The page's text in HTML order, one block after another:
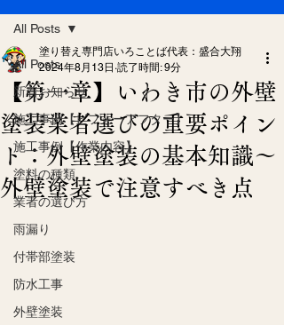
All Posts
新着お知らせ
施工事例【ビフォーアフター】
施工事例【作業内容】
塗料の種類
業者の選び方
雨漏り
付帯部塗装
防水工事
外壁塗装
All Posts
【第一章】いわき市の外壁
塗装業者選びの重要ポイン
ト：外壁塗装の基本知識～
外壁塗装で注意すべき点
塗り替え専門店いろことば代表：盛合大翔
2024年8月13日 読了時間: 9分